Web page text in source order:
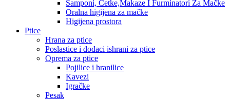
Šamponi, Četke,Makaze I Furminatori Za Mačke
Oralna higijena za mačke
Higijena prostora
Ptice
Hrana za ptice
Poslastice i dodaci ishrani za ptice
Oprema za ptice
Pojilice i hranilice
Kavezi
Igračke
Pesak